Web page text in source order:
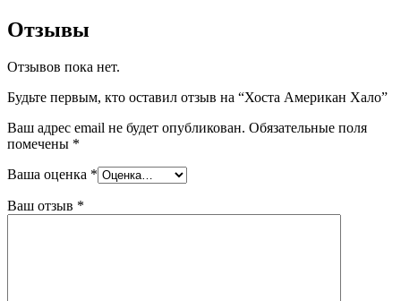
Отзывы
Отзывов пока нет.
Будьте первым, кто оставил отзыв на “Хоста Американ Хало”
Ваш адрес email не будет опубликован. Обязательные поля
помечены *
Ваша оценка *
Ваш отзыв *